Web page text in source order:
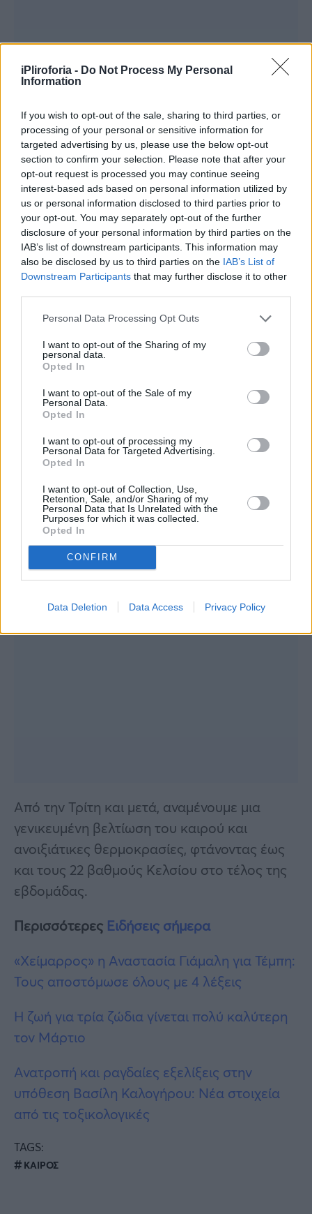
iPliroforia - Do Not Process My Personal
Information
If you wish to opt-out of the sale, sharing to third parties, or
processing of your personal or sensitive information for
targeted advertising by us, please use the below opt-out
section to confirm your selection. Please note that after your
opt-out request is processed you may continue seeing
interest-based ads based on personal information utilized by
us or personal information disclosed to third parties prior to
your opt-out. You may separately opt-out of the further
disclosure of your personal information by third parties on the
IAB’s list of downstream participants. This information may
also be disclosed by us to third parties on the IAB’s List of
Downstream Participants that may further disclose it to other
Personal Data Processing Opt Outs
I want to opt-out of the Sharing of my
personal data.
Opted In
I want to opt-out of the Sale of my
Personal Data.
Opted In
I want to opt-out of processing my
Personal Data for Targeted Advertising.
Opted In
I want to opt-out of Collection, Use,
Retention, Sale, and/or Sharing of my
Personal Data that Is Unrelated with the
Purposes for which it was collected.
Opted In
CONFIRM
Data Deletion Data Access Privacy Policy
Συνεντεύξεις 18/11/2025
Δήμητρα Δερζέκου: «Λέω τη δική μου
αλήθεια»
Συνεντεύξεις 18/11/2025
Τζεφ Μοντάνα: «Κανένας δεν μπορεί
να σου πει ποιος είσαι»
Από την Τρίτη και μετά, αναμένουμε μια
γενικευμένη βελτίωση του καιρού και
ανοιξιάτικες θερμοκρασίες, φτάνοντας έως
και τους 22 βαθμούς Κελσίου στο τέλος της
εβδομάδας.
Περισσότερες Ειδήσεις σήμερα
«Χείμαρρος» η Αναστασία Γιάμαλη για Τέμπη:
Τους αποστόμωσε όλους με 4 λέξεις
Η ζωή για τρία ζώδια γίνεται πολύ καλύτερη
τον Μάρτιο
Ανατροπή και ραγδαίες εξελίξεις στην
υπόθεση Βασίλη Καλογήρου: Νέα στοιχεία
από τις τοξικολογικές
TAGS:
ΚΑΙΡΟΣ